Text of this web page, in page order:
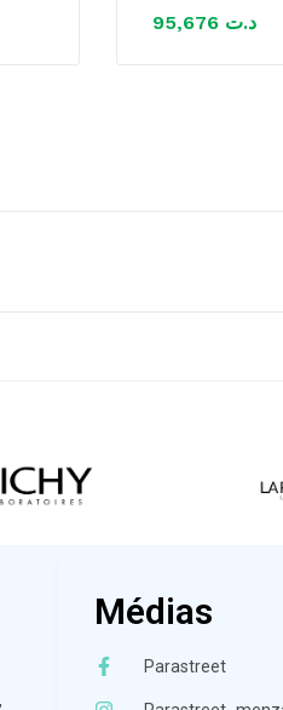
د.ت
Médias
Parastreet